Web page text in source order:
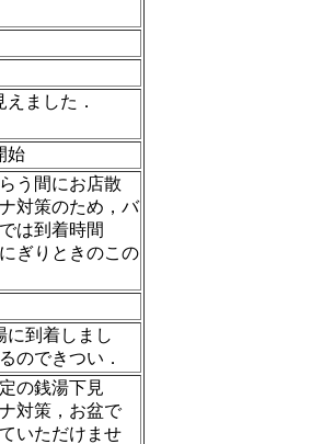
ました．
始
う間にお店散
対策のため，バ
は到着時間
ぎりときのこの
に到着しまし
のできつい．
の銭湯下見
対策，お盆で
いただけませ